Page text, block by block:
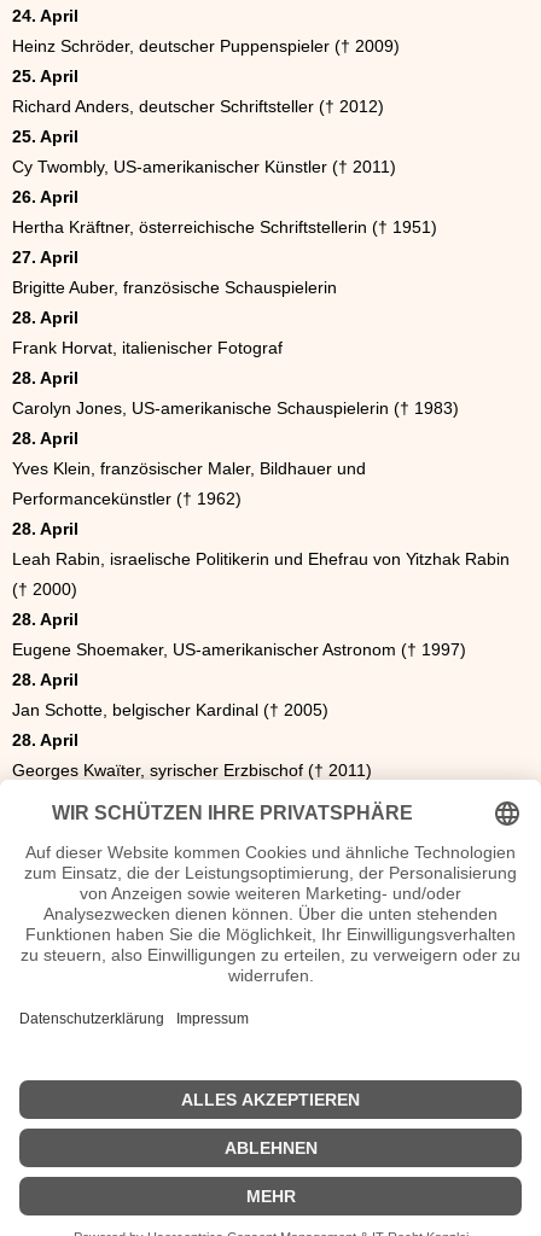
24. April
Heinz Schröder, deutscher Puppenspieler († 2009)
25. April
Richard Anders, deutscher Schriftsteller († 2012)
25. April
Cy Twombly, US-amerikanischer Künstler († 2011)
26. April
Hertha Kräftner, österreichische Schriftstellerin († 1951)
27. April
Brigitte Auber, französische Schauspielerin
28. April
Frank Horvat, italienischer Fotograf
28. April
Carolyn Jones, US-amerikanische Schauspielerin († 1983)
28. April
Yves Klein, französischer Maler, Bildhauer und
Performancekünstler († 1962)
28. April
Leah Rabin, israelische Politikerin und Ehefrau von Yitzhak Rabin
(† 2000)
28. April
Eugene Shoemaker, US-amerikanischer Astronom († 1997)
28. April
Jan Schotte, belgischer Kardinal († 2005)
28. April
Georges Kwaïter, syrischer Erzbischof († 2011)
Historiker († 1985)
Die Geschenkidee
Das ideale Geschenk. Eine Zeitung von 1928. Was war los in
Politik, Sport oder Kultur? Als Geschenk eine original historische
Tageszeitung oder Illustrierte z.B. als Geburtstagszeitung zum
Geburtstag oder Hochzeitszeitung zur goldenen Hochzeit.
Geburtstage März 1928|Geburtstage Mai 1928
| © 2013–2026 was-war-wann.de. Alle Rechte vorbehalten. |
1700| 1600 Mode| Impressum|